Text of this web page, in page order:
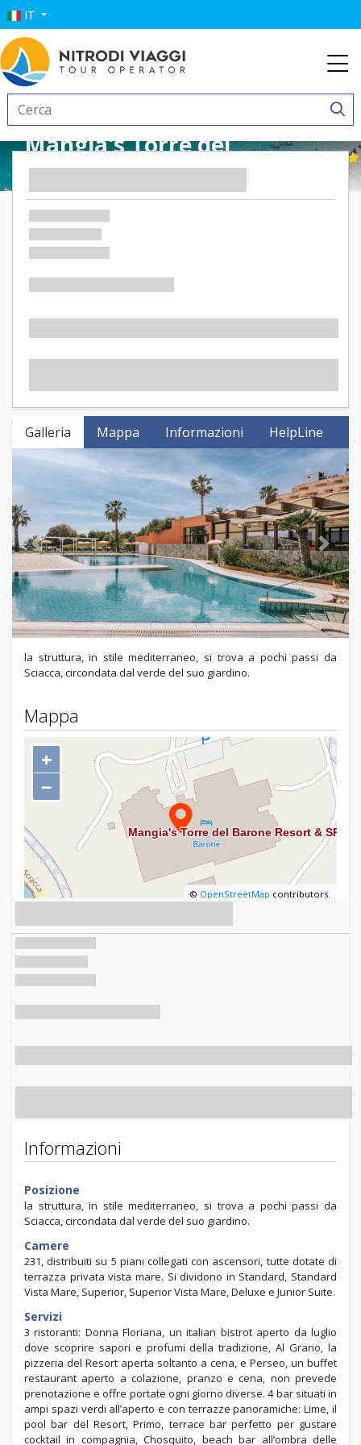
IT
Mangia's Torre del
Barone Resort & SPA
Galleria Mappa Informazioni HelpLine
Previous Next
Sciacca, circondata dal verde del suo giardino.
Mappa
+
©OpenStreetMap
Informazioni
Posizione
la struttura, in stile mediterraneo, si trova a pochi passi da
Sciacca, circondata dal verde del suo giardino.
Camere
231, distribuiti su 5 piani collegati con ascensori, tutte dotate di
terrazza privata vista mare. Si dividono in Standard, Standard
Vista Mare, Superior, Superior Vista Mare, Deluxe e Junior Suite.
Servizi
3 ristoranti: Donna Floriana, un italian bistrot aperto da luglio
dove scoprire sapori e profumi della tradizione, Al Grano, la
pizzeria del Resort aperta soltanto a cena, e Perseo, un buffet
restaurant aperto a colazione, pranzo e cena, non prevede
prenotazione e offre portate ogni giorno diverse. 4 bar situati in